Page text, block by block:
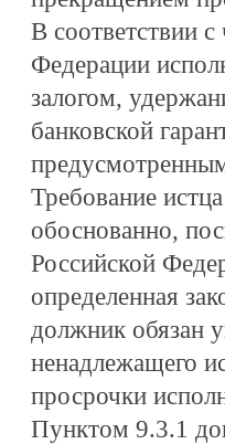
В соответствии с
Федерации
залогом,
банковской
Требование
обоснованно,
Российской
определенная
должник обязан
ненадлежащего
просрочки
Пунктом 9.3.1